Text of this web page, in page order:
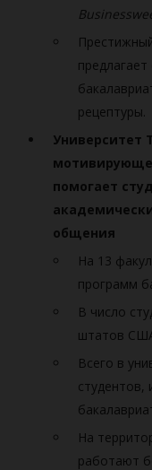
рецептуры.
Университет
помогает
общения
На 13
программ
В число
штатов
Всего в
студентов,
На
работают